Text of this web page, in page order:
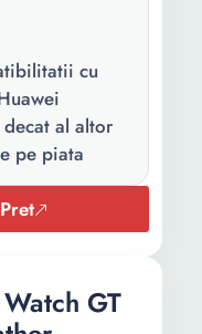
cu
al altor
pe piata
GT